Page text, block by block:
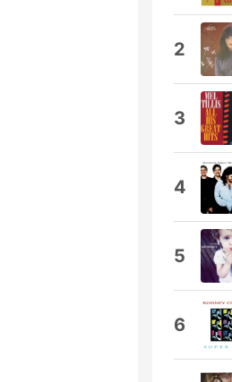
2
3
4
5
6